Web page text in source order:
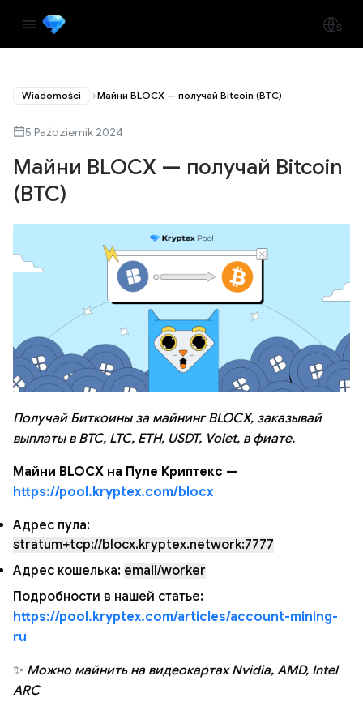
Wiadomości Майни BLOCX — получай Bitcoin (BTC)
5 Październik 2024
Майни BLOCX — получай Bitcoin
(BTC)
Получай Биткоины за майнинг BLOCX, заказывай
выплаты в BTC, LTC, ETH, USDT, Volet, в фиате.
Майни BLOCX на Пуле Криптекс —
https://pool.kryptex.com/blocx
Адрес пула:
stratum+tcp://blocx.kryptex.network:7777
Адрес кошелька: email/worker
Подробности в нашей статье:
https://pool.kryptex.com/articles/account-mining-
ru
✨ Можно майнить на видеокартах Nvidia, AMD, Intel
ARC